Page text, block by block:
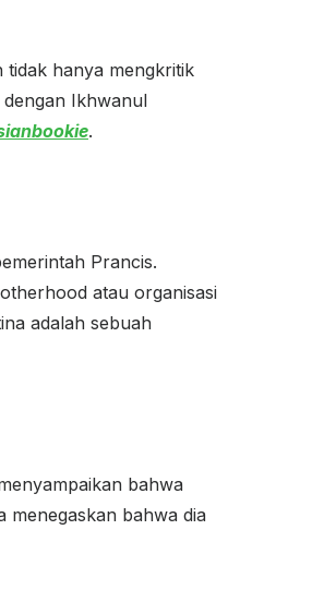
tidak hanya mengkritik
Ikhwanul
.
Prancis.
atau organisasi
adalah sebuah
bahwa
menegaskan bahwa dia